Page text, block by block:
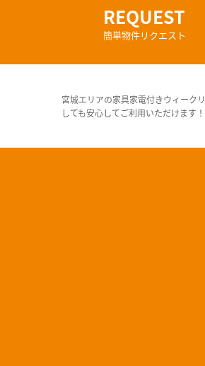
REQUEST
簡単物件リクエスト
宮城エリアの家具家電付きウィーク
しても安心してご利用いただけます